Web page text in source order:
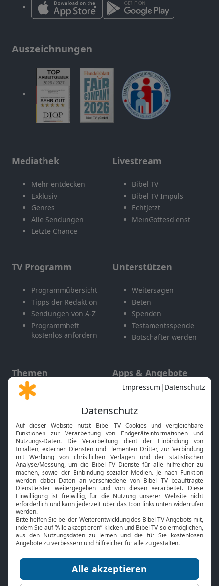
Auszeichnungen
Mediathek
Mehr entdecken
Exklusiv
Genres
Alle Sendungen
Letzte Chance
Livestream
Bibel TV
Bibel TV Impuls
EchtJetzt
MeinGottesdienst
TV Programm
Programmübersicht
Tipps der Redaktion
Sendungen von A-Z
Programmheft
kostenlos anfordern
Unterstützen
Weitersagen
Beten
Spenden
Testamentsspende
Botschafter werden
Themen
Gott und Bibel erklärt
Neuigkeiten
Apps & Angebote
Mobile App
Smart TV
HbbTV
Bibelthek Online-Bibel
Nächster Gottesdienst
Bibel TV
Über uns
Jobs
Mediadaten
Service
Kontakt
TV-Empfang